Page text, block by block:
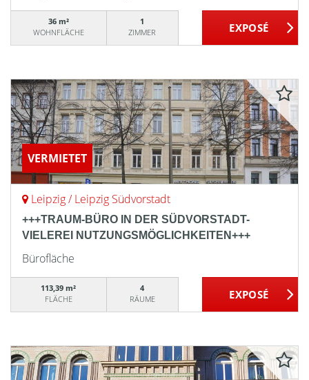
36 m²
WOHNFLÄCHE
1
ZIMMER
VERMIETET
Leipzig / Leipzig Südvorstadt
+++TRAUM-BÜRO IN DER SÜDVORSTADT-
VIELEREI NUTZUNGSMÖGLICHKEITEN+++
Bürofläche
113,39 m²
FLÄCHE
4
RÄUME